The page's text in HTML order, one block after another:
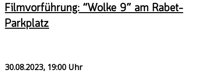
Filmvorführung: “Wolke 9” am Rabet-
Parkplatz
30.08.2023, 19:00 Uhr